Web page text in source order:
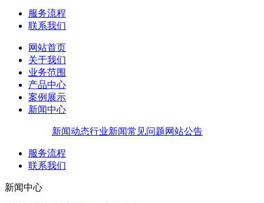
服务流程
联系我们
网站首页
关于我们
业务范围
产品中心
案例展示
新闻中心
新闻动态行业新闻常见问题网站公告
服务流程
联系我们
新闻中心